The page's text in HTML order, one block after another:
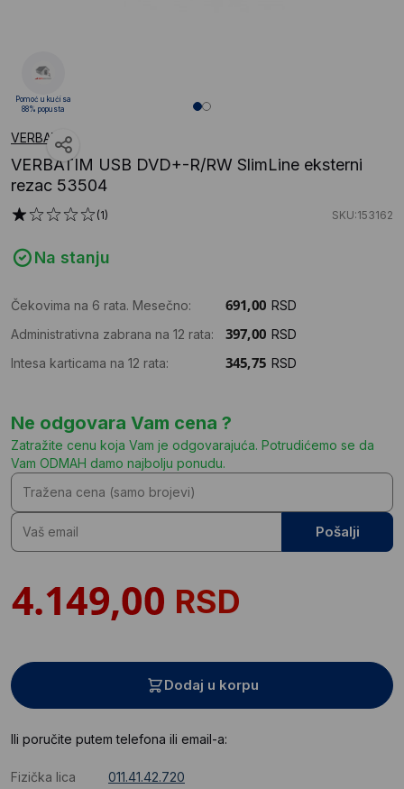
VERBATIM
VERBATIM USB DVD+-R/RW SlimLine eksterni
rezac 53504
(1) SKU:153162
Na stanju
Čekovima na 6 rata. Mesečno:
RSD
Administrativna zabrana na 12 rata:
RSD
Intesa karticama na 12 rata:
RSD
Ne odgovara Vam cena ?
Zatražite cenu koja Vam je odgovarajuća. Potrudićemo se da
Vam ODMAH damo najbolju ponudu.
Pošalji
RSD
Dodaj u korpu
Ili poručite putem telefona ili email-a:
Fizička lica
011.41.42.720
Pomoć u kući sa
88% popusta